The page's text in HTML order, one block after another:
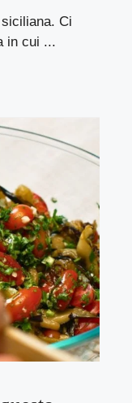
Ci
in cui ...